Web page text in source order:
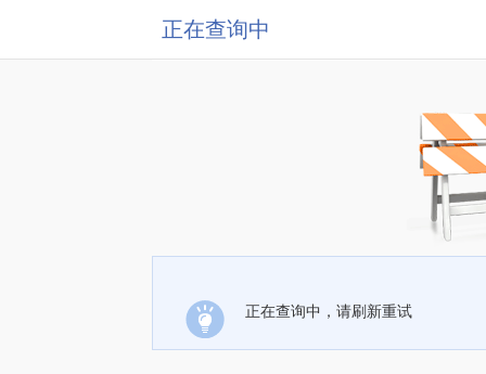
正在查询中
正在查询中，请刷新重试